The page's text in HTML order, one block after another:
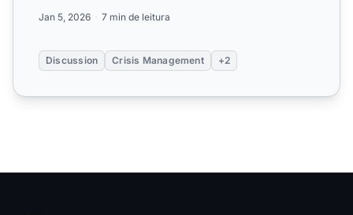
Jan 5, 2026 7 min de leitura
Discussion Crisis Management +2